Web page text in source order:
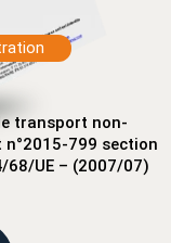
transport non-
799 section
68/UE – (2007/07)